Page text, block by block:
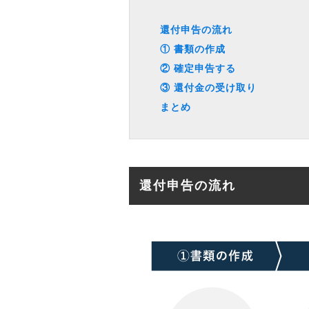
還付申告の流れ
① 書類の作成
② 確定申告する
③ 還付金の受け取り
まとめ
還付申告の流れ